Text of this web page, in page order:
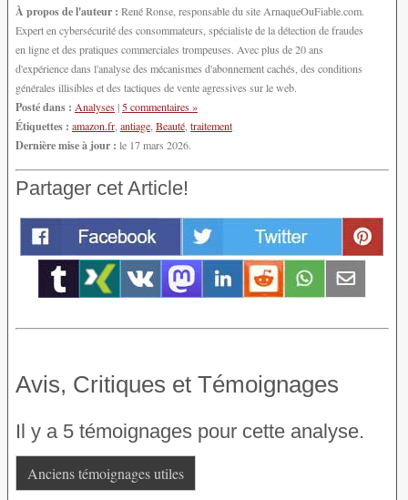
À propos de l'auteur : René Ronse, responsable du site ArnaqueOuFiable.com.
Expert en cybersécurité des consommateurs, spécialiste de la détection de fraudes
en ligne et des pratiques commerciales trompeuses. Avec plus de 20 ans
d'expérience dans l'analyse des mécanismes d'abonnement cachés, des conditions
générales illisibles et des tactiques de vente agressives sur le web.
Posté dans : Analyses| 5 commentaires »
Étiquettes : amazon.fr antiage Beauté traitement
Dernière mise à jour : le 17 mars 2026.
Partager cet Article!
Avis, Critiques et Témoignages
Il y a 5 témoignages pour cette analyse.
Anciens témoignages utiles